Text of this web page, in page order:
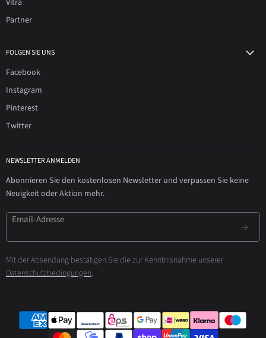
Vitra
Partner
FOLGEN SIE UNS
Facebook
Instagram
Pinterest
Twitter
NEWSLETTER ANMELDEN
Abonnieren Sie den kostenlosen Newsletter und verpassen Sie keine
Neuigkeit oder Aktion mehr.
Email-Adresse
Mit der Absendung bestätigen Sie die zur Kenntnisnahme unserer
Datenschutzbedingungen.